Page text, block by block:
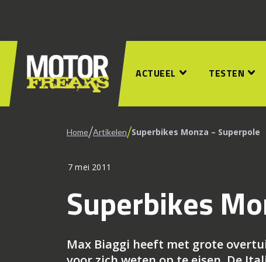
ACTUEEL TESTEN
Home/Artikelen/Superbikes Monza – Superpole
7 mei 2011
Superbikes
Max Biaggi heeft met grote